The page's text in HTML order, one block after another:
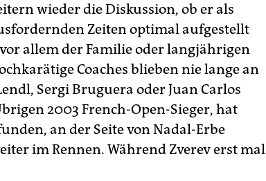
wieder die Diskussion, ob er als
Zeiten optimal aufgestellt
allem der Familie oder langjährigen
Coaches blieben nie lange an
Sergi Bruguera oder Juan Carlos
2003 French-Open-Sieger, hat
an der Seite von Nadal-Erbe
im Rennen. Während Zverev erst mal